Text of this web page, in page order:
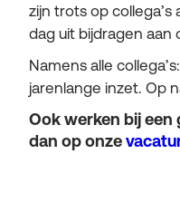
zijn trots op collega’s
dag uit bijdragen aan
Namens alle
jarenlange inzet. Op
Ook werken bij een
dan op onze